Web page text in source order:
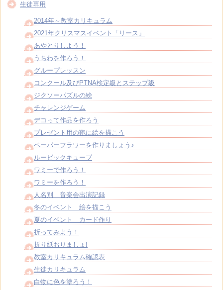
生徒専用
2014年～教室カリキュラム
2021年クリスマスイベント「リース」
あやとりしよう！
うちわを作ろう！
グループレッスン
コンクール及びPTNA検定級とステップ級
ジクソーパズルの絵
チャレンジゲーム
デコって作品を作ろう
プレゼント用の鞄に絵を描こう
ペーパーフラワーを作りましょう♪
ルービックキューブ
ワミーで作ろう！
ワミーを作ろう！
人名別 音楽会出演記録
冬のイベント 絵を描こう
夏のイベント カード作り
折ってみよう！
折り紙おりましょ!
教室カリキュラム確認表
生徒カリキュラム
白物に色を塗ろう！